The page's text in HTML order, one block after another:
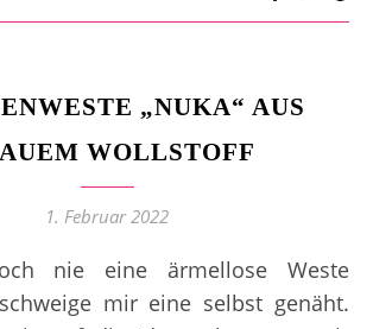
„NUKA“ AUS
WOLLSTOFF
1. Februar 2022
mir eine selbst genäht.